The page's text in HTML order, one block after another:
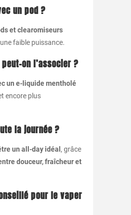
un pod ?
et clearomiseurs
faible puissance.
on l’associer ?
un e-liquide mentholé
encore plus
la journée ?
un all-day idéal , grâce
douceur, fraîcheur et
pour le vaper